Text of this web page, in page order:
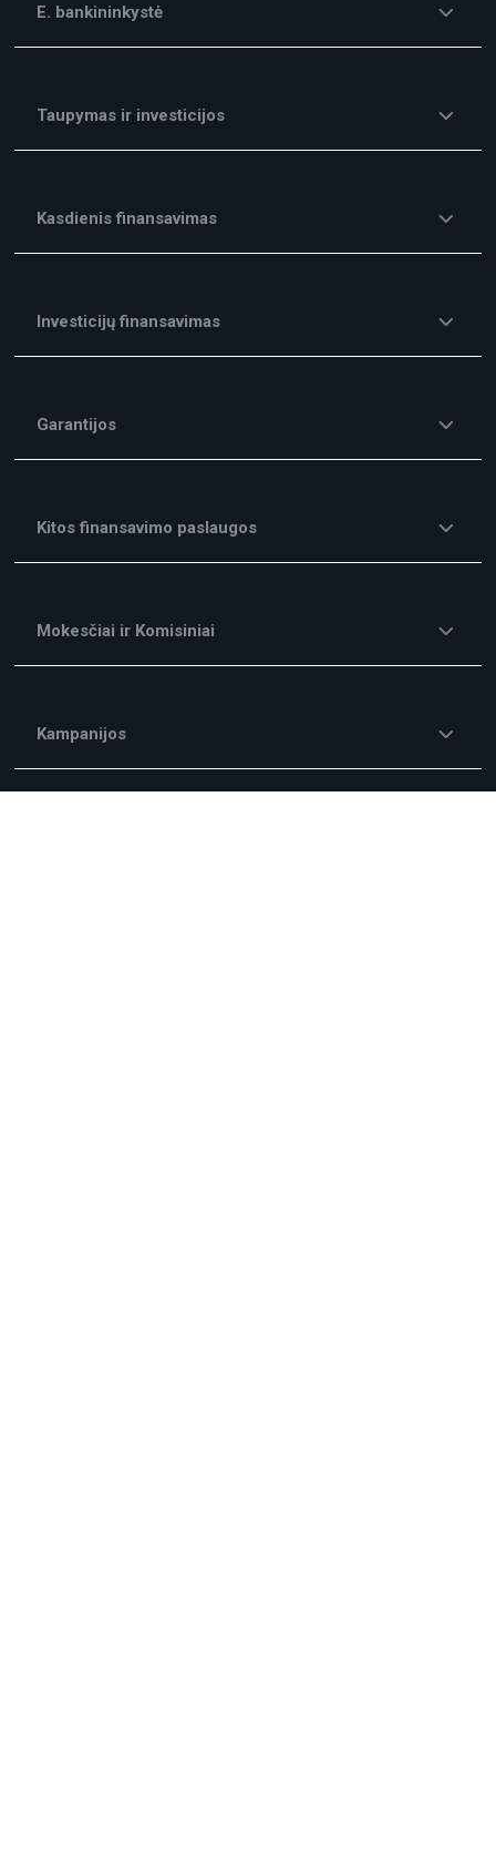
E. bankininkystė
Taupymas ir investicijos
Kasdienis finansavimas
Investicijų finansavimas
Garantijos
Kitos finansavimo paslaugos
Mokesčiai ir Komisiniai
Kampanijos